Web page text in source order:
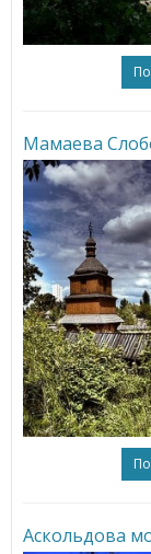
Мамаева
Аскольдова